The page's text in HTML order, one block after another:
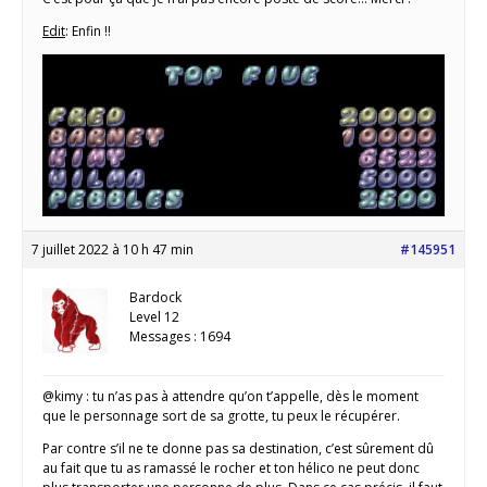
Edit: Enfin !!
7 juillet 2022 à 10 h 47 min #145951
Bardock
Level 12
Messages : 1694
@kimy : tu n’as pas à attendre qu’on t’appelle, dès le moment
que le personnage sort de sa grotte, tu peux le récupérer.
Par contre s’il ne te donne pas sa destination, c’est sûrement dû
au fait que tu as ramassé le rocher et ton hélico ne peut donc